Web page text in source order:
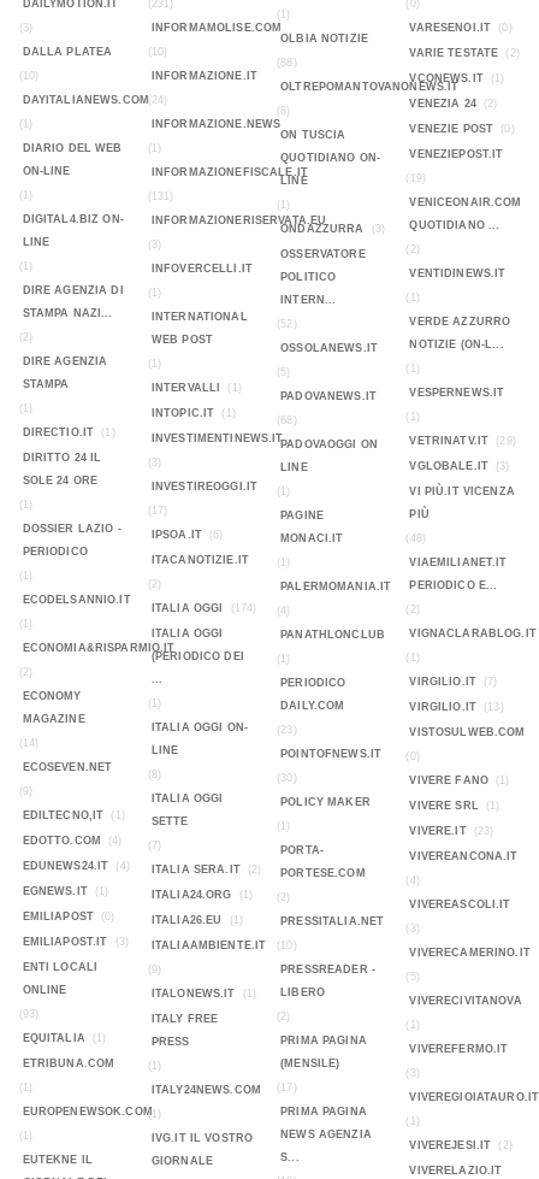
DAILYMOTION.IT
(3)
DALLA PLATEA
(10)
DAYITALIANEWS.COM
(1)
DIARIO DEL WEB
ON-LINE
(1)
DIGITAL4.BIZ ON-
LINE
(1)
DIRE AGENZIA DI
STAMPA NAZI...
(2)
DIRE AGENZIA
STAMPA
(1)
DIRECTIO.IT
(1)
DIRITTO 24 IL
SOLE 24 ORE
(1)
DOSSIER LAZIO -
PERIODICO
(1)
ECODELSANNIO.IT
(1)
ECONOMIA&RISPARMIO.IT
(2)
ECONOMY
MAGAZINE
(14)
ECOSEVEN.NET
(9)
EDILTECNO,IT
(1)
EDOTTO.COM (4)
EDUNEWS24.IT (4)
EGNEWS.IT (1)
EMILIAPOST (0)
EMILIAPOST.IT (3)
ENTI LOCALI
ONLINE
(93)
EQUITALIA
(1)
ETRIBUNA.COM
(1)
EUROPENEWSOK.COM
(1)
EUTEKNE IL
(231)
INFORMAMOLISE.COM
(10)
INFORMAZIONE.IT
(24)
INFORMAZIONE.NEWS
(1)
INFORMAZIONEFISCALE.IT
(131)
INFORMAZIONERISERVATA.EU
(3)
INFOVERCELLI.IT
(1)
INTERNATIONAL
WEB POST
(1)
INTERVALLI
(1)
INTOPIC.IT (1)
INVESTIMENTINEWS.IT
(3)
INVESTIREOGGI.IT
(17)
IPSOA.IT
(6)
ITACANOTIZIE.IT
(2)
ITALIA OGGI
(174)
ITALIA OGGI
(PERIODICO DEI
...
(1)
ITALIA OGGI ON-
LINE
(8)
ITALIA OGGI
SETTE
(7)
ITALIA SERA.IT
(2)
ITALIA24.ORG (1)
ITALIA26.EU (1)
ITALIAAMBIENTE.IT
(9)
ITALONEWS.IT
(1)
ITALY FREE
PRESS
(1)
ITALY24NEWS.COM
(1)
IVG.IT IL VOSTRO
GIORNALE
(1)
OLBIA NOTIZIE
(88)
OLTREPOMANTOVANONEWS.IT
(8)
ON TUSCIA
QUOTIDIANO ON-
LINE
(1)
ONDAZZURRA
(3)
OSSERVATORE
POLITICO
INTERN...
(52)
OSSOLANEWS.IT
(5)
PADOVANEWS.IT
(68)
PADOVAOGGI ON
LINE
(1)
PAGINE
MONACI.IT
(1)
PALERMOMANIA.IT
(4)
PANATHLONCLUB
(1)
PERIODICO
DAILY.COM
(23)
POINTOFNEWS.IT
(30)
POLICY MAKER
(1)
PORTA-
PORTESE.COM
(2)
PRESSITALIA.NET
(10)
PRESSREADER -
LIBERO
(2)
PRIMA PAGINA
(MENSILE)
(17)
PRIMA PAGINA
NEWS AGENZIA
S...
(0)
VARESENOI.IT
(0)
VARIE TESTATE (2)
VCONEWS.IT (1)
VENEZIA 24 (2)
VENEZIE POST (0)
VENEZIEPOST.IT
(19)
VENICEONAIR.COM
QUOTIDIANO ...
(2)
VENTIDINEWS.IT
(1)
VERDE AZZURRO
NOTIZIE (ON-L...
(1)
VESPERNEWS.IT
(1)
VETRINATV.IT
(29)
VGLOBALE.IT (3)
VI PIÙ.IT VICENZA
PIÙ
(48)
VIAEMILIANET.IT
PERIODICO E...
(2)
VIGNACLARABLOG.IT
(1)
VIRGILIO.IT
(7)
VIRGILIO.IT (13)
VISTOSULWEB.COM
(0)
VIVERE FANO
(1)
VIVERE SRL (1)
VIVERE.IT (23)
VIVEREANCONA.IT
(4)
VIVEREASCOLI.IT
(3)
VIVERECAMERINO.IT
(5)
VIVERECIVITANOVA
(1)
VIVEREFERMO.IT
(3)
VIVEREGIOIATAURO.IT
(1)
VIVEREJESI.IT
(2)
VIVERELAZIO.IT